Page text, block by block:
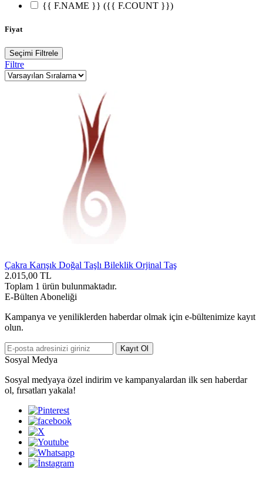
{{ F.NAME }} ({{ F.COUNT }})
Fiyat
Seçimi Filtrele
Filtre
Çakra Karışık Doğal Taşlı Bileklik Orjinal Taş
2.015,00 TL
Toplam 1 ürün bulunmaktadır.
E-Bülten Aboneliği
Kampanya ve yeniliklerden haberdar olmak için e-bültenimize kayıt
olun.
Kayıt Ol
Sosyal Medya
Sosyal medyaya özel indirim ve kampanyalardan ilk sen haberdar
ol, fırsatları yakala!